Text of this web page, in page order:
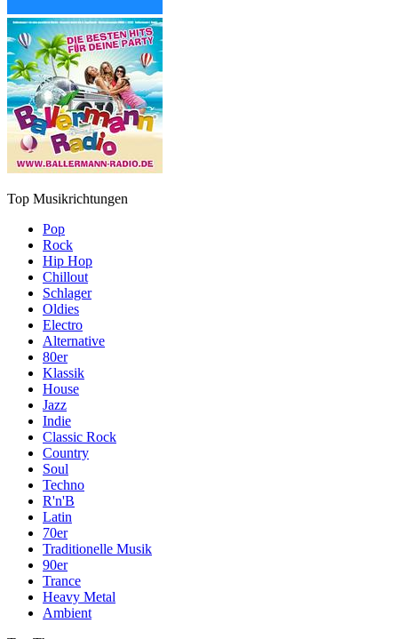
Top Musikrichtungen
Pop
Rock
Hip Hop
Chillout
Schlager
Oldies
Electro
Alternative
80er
Klassik
House
Jazz
Indie
Classic Rock
Country
Soul
Techno
R'n'B
Latin
70er
Traditionelle Musik
90er
Trance
Heavy Metal
Ambient